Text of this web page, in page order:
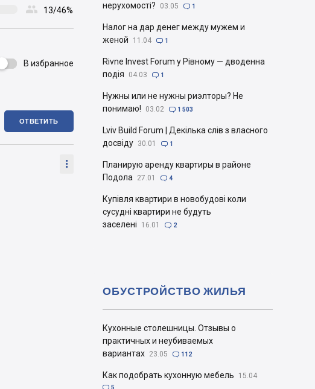
 13/46%
 В избранное
ОТВЕТИТЬ

нерухомості?
03.05  1
Налог на дар денег между мужем и
женой
11.04  1
Rivne Invest Forum у Рівному — дводенна
подія
04.03  1
Нужны или не нужны риэлторы? Не
понимаю!
03.02  1 503
Lviv Build Forum | Декілька слів з власного
досвіду 30.01  1
Планирую аренду квартиры в районе
Подола
27.01  4
Купівля квартири в новобудові коли
сусудні квартири не будуть
заселені
16.01  2
Кухонные столешницы. Отзывы о
практичных и неубиваемых
вариантах 23.05  112
Как подобрать кухонную мебель 15.04
 5
ОБУСТРОЙСТВО ЖИЛЬЯ